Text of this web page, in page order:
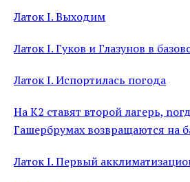
Латок I. Выходим
Латок I. Гуков и Глазунов в
Латок I. Испортилась погода
На К2 ставят второй лагерь,
Гашербрумах возвращаются на
Латок I. Первый